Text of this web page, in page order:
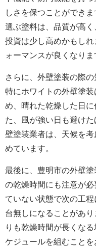
しさを保つことができ
選ぶ塗料は、品質が高
投資は少し高めかもし
ォーマンスが良くなりま
さらに、 外壁塗装の際の
特にホワイトの外壁塗装
め、晴れた乾燥した日
た、風が強い日も避け
壁塗装業者は、天候を
めています。
最後に、豊明市の外壁塗
の乾燥時間にも注意が必
ていない状態で次の工
台無しになることがあ
りも乾燥時間が長くな
ケジュールを組むことを